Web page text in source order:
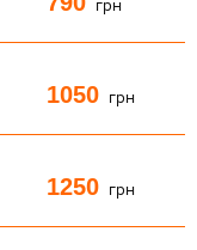
грн
1050 грн
1250 грн